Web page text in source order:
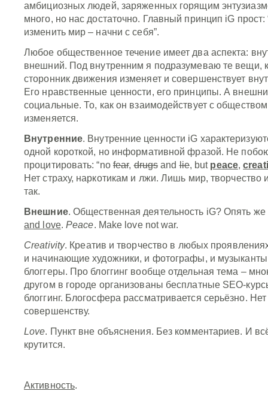
амбициозных людей, заряженных горящим
много, но нас достаточно. Главный принцип iG прост:
изменить мир – начни с себя”.
Любое общественное течение имеет два аспекта:
внешний. Под внутренним я подразумеваю те вещи,
сторонник движения изменяет и совершенствует
Его нравственные ценности, его принципы. А
социальные. То, как он взаимодействует с
изменяется.
Внутренние. Внутренние ценности iG
одной короткой, но информативной фразой. Не
процитировать: “no fear,drugs andlie, but peace,
Нет страху, наркотикам и лжи. Лишь мир, творчество
так.
Внешние. Общественная деятельность iG? Опять же
and love.Peace. Make love not war.
Creativity. Креатив и творчество в любых
и начинающие художники, и фотографы, и
блоггеры. Про блоггинг вообще отдельная тема –
другом в городе организованы бесплатные SEO-
блоггинг. Блогосфера рассматривается серьёзно.
совершенству.
Love. Пункт вне объяснения. Без комментариев. И
крутится.
Активность.